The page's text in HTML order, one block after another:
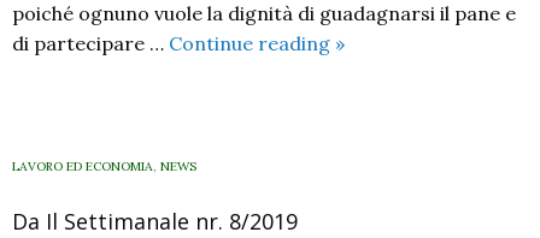
poiché ognuno vuole la dignità di guadagnarsi il pane e
di partecipare … Continue reading Lavoro:
»
LAVORO ED ECONOMIA, NEWS
Da Il Settimanale nr. 8/2019